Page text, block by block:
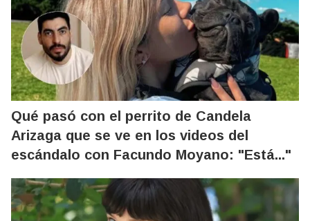
Qué pasó con el perrito de Candela
Arizaga que se ve en los videos del
escándalo con Facundo Moyano: "Está..."